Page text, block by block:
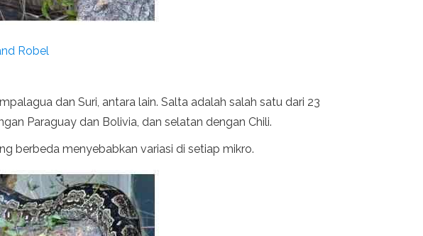
Robel
dan Suri, antara lain. Salta adalah salah satu dari 23
Paraguay dan Bolivia, dan selatan dengan Chili.
berbeda menyebabkan variasi di setiap mikro.